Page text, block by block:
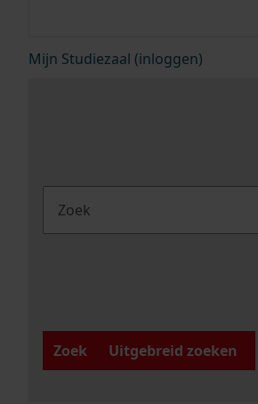
Mijn Studiezaal (inloggen)
Zoek
Uitgebreid zoeken